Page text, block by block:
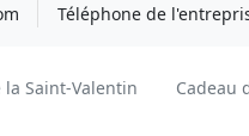
Téléphone de
la Saint-Valentin Cadeau